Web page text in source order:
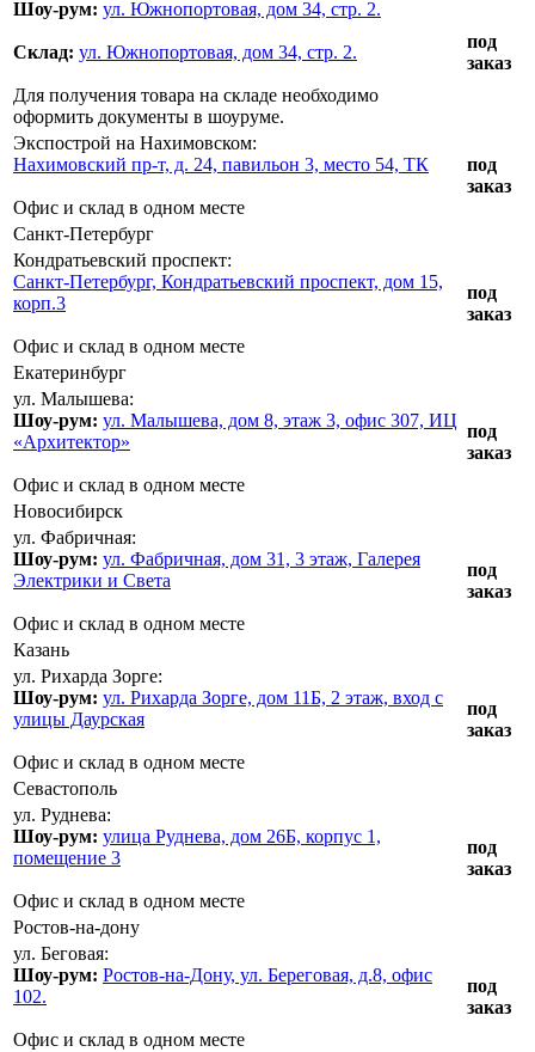
Шоу-рум: ул. Южнопортовая, дом 34, стр. 2.
Склад: ул. Южнопортовая, дом 34, стр. 2.
Для получения товара на складе необходимо
оформить документы в шоуруме.
под
заказ
Экспострой на Нахимовском:
Нахимовский пр-т, д. 24, павильон 3, место 54, ТК
Офис и склад в одном месте
под
заказ
Санкт-Петербург
Кондратьевский проспект:
Санкт-Петербург, Кондратьевский проспект, дом 15,
корп.3
Офис и склад в одном месте
под
заказ
Екатеринбург
ул. Малышева:
Шоу-рум: ул. Малышева, дом 8, этаж 3, офис 307, ИЦ
«Архитектор»
Офис и склад в одном месте
под
заказ
Новосибирск
ул. Фабричная:
Шоу-рум: ул. Фабричная, дом 31, 3 этаж, Галерея
Электрики и Света
Офис и склад в одном месте
под
заказ
Казань
ул. Рихарда Зорге:
Шоу-рум: ул. Рихарда Зорге, дом 11Б, 2 этаж, вход с
улицы Даурская
Офис и склад в одном месте
под
заказ
Севастополь
ул. Руднева:
Шоу-рум: улица Руднева, дом 26Б, корпус 1,
помещение 3
Офис и склад в одном месте
под
заказ
Ростов-на-дону
ул. Беговая:
Шоу-рум: Ростов-на-Дону, ул. Береговая, д.8, офис
102.
Офис и склад в одном месте
под
заказ